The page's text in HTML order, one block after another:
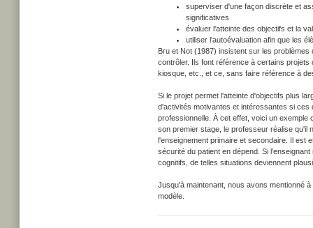
superviser d'une façon discrète et
significatives
évaluer l'atteinte des objectifs et la
utiliser l'autoévaluation afin que les
Bru et Not (1987) insistent sur les problèmes
contrôler. Ils font référence à certains
kiosque, etc., et ce, sans faire référence à
Si le projet permet l'atteinte d'objectifs plus
d'activités motivantes et intéressantes si
professionnelle. À cet effet, voici un
son premier stage, le professeur réalise qu'il
l'enseignement primaire et secondaire. Il est
sécurité du patient en dépend. Si
cognitifs, de telles situations deviennent
Jusqu'à maintenant, nous avons mentionné
modèle.